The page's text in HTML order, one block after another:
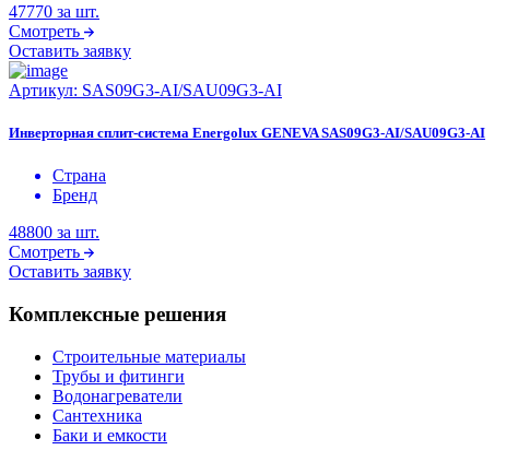
47770 за шт.
Смотреть
Оставить заявку
Артикул: SAS09G3-AI/SAU09G3-AI
Инверторная сплит-система Energolux GENEVA SAS09G3-AI/SAU09G3-AI
Страна
Бренд
48800 за шт.
Смотреть
Оставить заявку
Комплексные решения
Строительные материалы
Трубы и фитинги
Водонагреватели
Сантехника
Баки и емкости